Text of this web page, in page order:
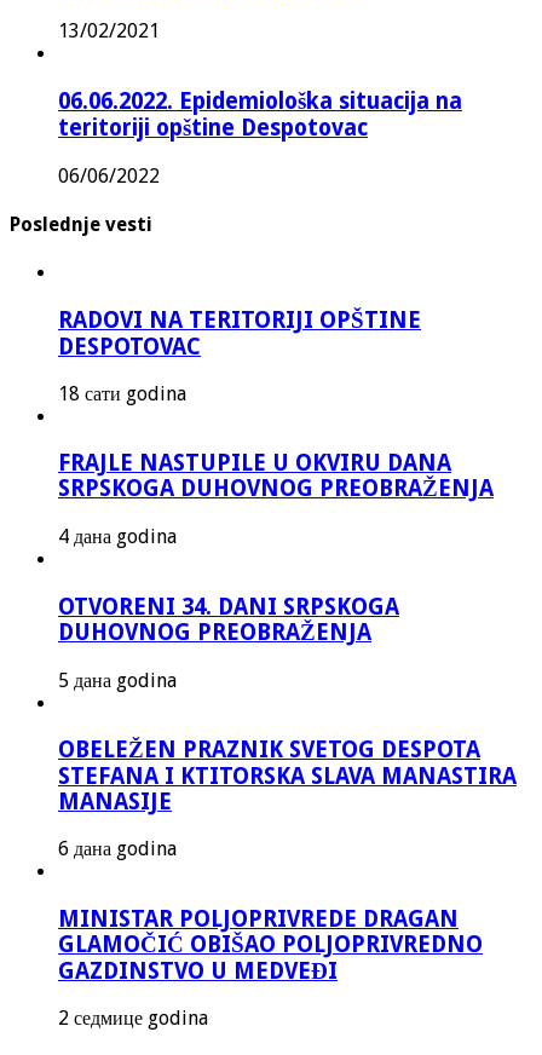
13/02/2021
06.06.2022. Epidemiološka situacija na
teritoriji opštine Despotovac
06/06/2022
Poslednje vesti
RADOVI NA TERITORIJI OPŠTINE
DESPOTOVAC
18 сати godina
FRAJLE NASTUPILE U OKVIRU DANA
SRPSKOGA DUHOVNOG PREOBRAŽENJA
4 дана godina
OTVORENI 34. DANI SRPSKOGA
DUHOVNOG PREOBRAŽENJA
5 дана godina
OBELEŽEN PRAZNIK SVETOG DESPOTA
STEFANA I KTITORSKA SLAVA MANASTIRA
MANASIJE
6 дана godina
MINISTAR POLJOPRIVREDE DRAGAN
GLAMOČIĆ OBIŠAO POLJOPRIVREDNO
GAZDINSTVO U MEDVEĐI
2 седмице godina